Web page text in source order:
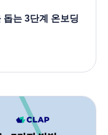
는 3단계 온보딩